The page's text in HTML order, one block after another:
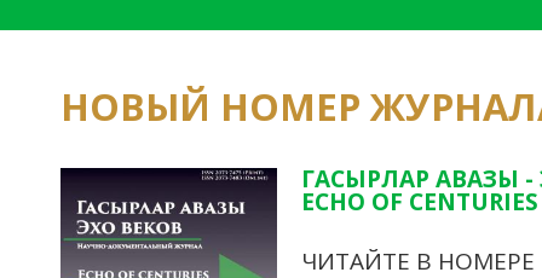
НОВЫЙ НОМЕР
ГАСЫРЛАР АВАЗЫ -
ECHO OF
ЧИТАЙТЕ В НОМЕРЕ